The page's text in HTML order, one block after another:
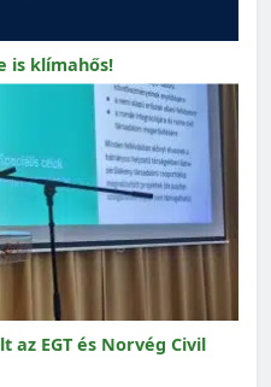
is klímahős!
az EGT és Norvég Civil